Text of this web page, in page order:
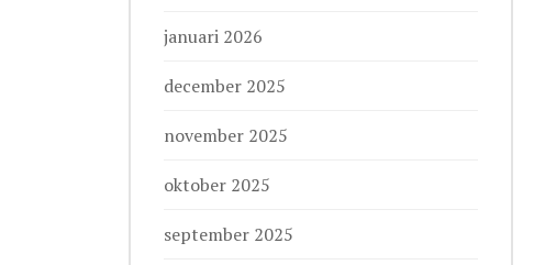
januari 2026
december 2025
november 2025
oktober 2025
september 2025